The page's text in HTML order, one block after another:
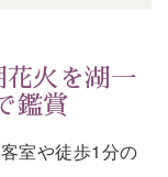
花火を湖一
鑑賞
室や徒歩1分の